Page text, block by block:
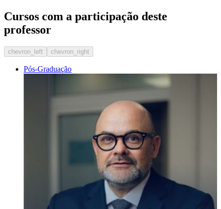
Cursos com a participação deste
professor
chevron_left chevron_right
Pós-Graduação